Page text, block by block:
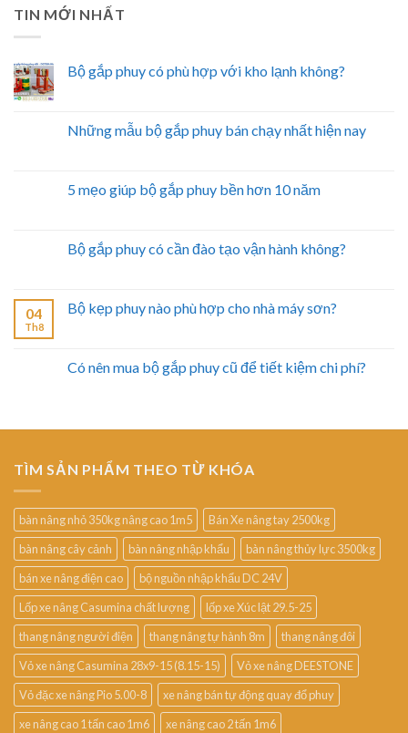
TIN MỚI NHẤT
Bộ gắp phuy có phù hợp với kho lạnh không?
Những mẫu bộ gắp phuy bán chạy nhất hiện nay
5 mẹo giúp bộ gắp phuy bền hơn 10 năm
Bộ gắp phuy có cần đào tạo vận hành không?
04
Th8
Bộ kẹp phuy nào phù hợp cho nhà máy sơn?
Có nên mua bộ gắp phuy cũ để tiết kiệm chi phí?
TÌM SẢN PHẨM THEO TỪ KHÓA
bàn nâng nhỏ 350kg nâng cao 1m5
Bán Xe nâng tay 2500kg
bàn nâng cây cảnh
bàn nâng nhập khẩu
bàn nâng thủy lực 3500kg
bán xe nâng điện cao
bộ nguồn nhập khẩu DC 24V
Lốp xe nâng Casumina chất lượng
lốp xe Xúc lật 29.5-25
thang nâng người điện
thang nâng tự hành 8m
thang nâng đôi
Vỏ xe nâng Casumina 28x9-15 (8.15-15)
Vỏ xe nâng DEESTONE
Vỏ đặc xe nâng Pio 5.00-8
xe nâng bán tự động quay đổ phuy
xe nâng cao 1 tấn cao 1m6
xe nâng cao 2 tấn 1m6